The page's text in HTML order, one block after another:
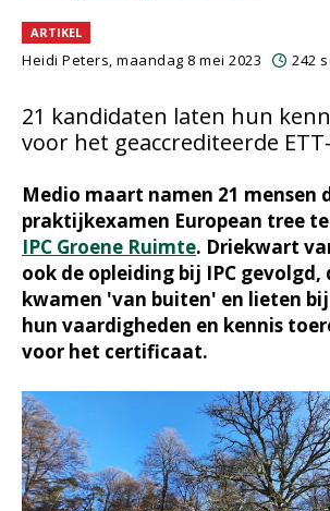
ARTIKEL
Heidi Peters, maandag 8 mei 2023 242
21 kandidaten laten hun
voor het geaccrediteerde
Medio maart namen 21 mensen
praktijkexamen European tree
IPC Groene Ruimte. Driekwart
ook de opleiding bij IPC gevolgd,
kwamen 'van buiten' en lieten
hun vaardigheden en kennis
voor het certificaat.